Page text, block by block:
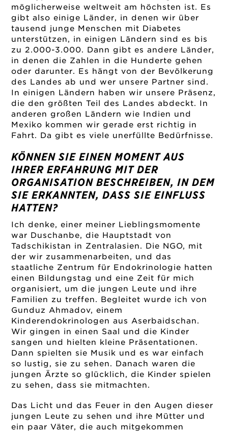
möglicherweise weltweit am höchsten ist. Es
gibt also einige Länder, in denen wir über
tausend junge Menschen mit Diabetes
unterstützen, in einigen Ländern sind es bis
zu 2.000-3.000. Dann gibt es andere Länder,
in denen die Zahlen in die Hunderte gehen
oder darunter. Es hängt von der Bevölkerung
des Landes ab und wer unsere Partner sind.
In einigen Ländern haben wir unsere Präsenz,
die den größten Teil des Landes abdeckt. In
anderen großen Ländern wie Indien und
Mexiko kommen wir gerade erst richtig in
Fahrt. Da gibt es viele unerfüllte Bedürfnisse.
KÖNNEN SIE EINEN MOMENT AUS
IHRER ERFAHRUNG MIT DER
ORGANISATION BESCHREIBEN, IN DEM
SIE ERKANNTEN, DASS SIE EINFLUSS
HATTEN?
Ich denke, einer meiner Lieblingsmomente
war Duschanbe, die Hauptstadt von
Tadschikistan in Zentralasien. Die NGO, mit
der wir zusammenarbeiten, und das
staatliche Zentrum für Endokrinologie hatten
einen Bildungstag und eine Zeit für mich
organisiert, um die jungen Leute und ihre
Familien zu treffen. Begleitet wurde ich von
Gunduz Ahmadov, einem
Kinderendokrinologen aus Aserbaidschan.
Wir gingen in einen Saal und die Kinder
sangen und hielten kleine Präsentationen.
Dann spielten sie Musik und es war einfach
so lustig, sie zu sehen. Danach waren die
jungen Ärzte so glücklich, die Kinder spielen
zu sehen, dass sie mitmachten.
Das Licht und das Feuer in den Augen dieser
jungen Leute zu sehen und ihre Mütter und
ein paar Väter, die auch mitgekommen